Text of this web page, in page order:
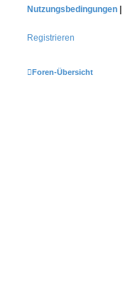
Nutzungsbedingungen |
Registrieren
Foren-Übersicht